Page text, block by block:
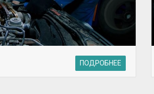
ПОДРОБНЕЕ